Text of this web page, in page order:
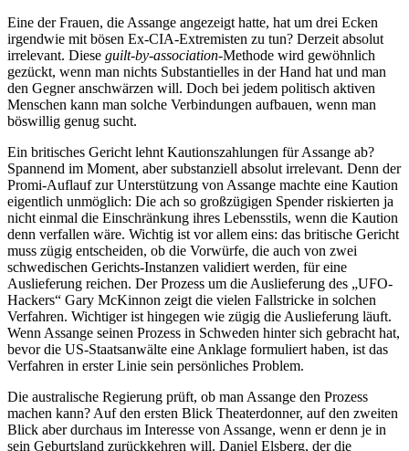
Eine der Frauen, die Assange angezeigt hatte, hat um drei Ecken
irgendwie mit bösen Ex-CIA-Extremisten zu tun? Derzeit absolut
irrelevant. Diese guilt-by-association-Methode wird gewöhnlich
gezückt, wenn man nichts Substantielles in der Hand hat und man
den Gegner anschwärzen will. Doch bei jedem politisch aktiven
Menschen kann man solche Verbindungen aufbauen, wenn man
böswillig genug sucht.
Ein britisches Gericht lehnt Kautionszahlungen für Assange ab?
Spannend im Moment, aber substanziell absolut irrelevant. Denn der
Promi-Auflauf zur Unterstützung von Assange machte eine Kaution
eigentlich unmöglich: Die ach so großzügigen Spender riskierten ja
nicht einmal die Einschränkung ihres Lebensstils, wenn die Kaution
denn verfallen wäre. Wichtig ist vor allem eins: das britische Gericht
muss zügig entscheiden, ob die Vorwürfe, die auch von zwei
schwedischen Gerichts-Instanzen validiert werden, für eine
Auslieferung reichen. Der Prozess um die Auslieferung des „UFO-
Hackers“ Gary McKinnon zeigt die vielen Fallstricke in solchen
Verfahren. Wichtiger ist hingegen wie zügig die Auslieferung läuft.
Wenn Assange seinen Prozess in Schweden hinter sich gebracht hat,
bevor die US-Staatsanwälte eine Anklage formuliert haben, ist das
Verfahren in erster Linie sein persönliches Problem.
Die australische Regierung prüft, ob man Assange den Prozess
machen kann? Auf den ersten Blick Theaterdonner, auf den zweiten
Blick aber durchaus im Interesse von Assange, wenn er denn je in
sein Geburtsland zurückkehren will. Daniel Elsberg, der die